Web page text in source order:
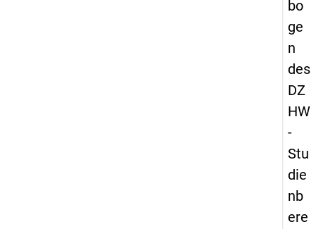
bo
ge
n
des
DZ
HW
-
Stu
die
nb
ere